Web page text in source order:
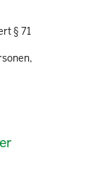
§ 71